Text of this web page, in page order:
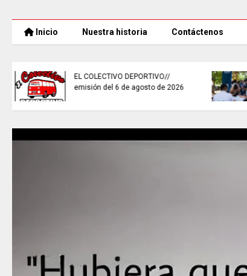
Inicio Nuestra historia Contáctenos
invitaciones públicas para
fortalecer las economías